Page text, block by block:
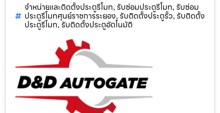
จำหน่ายและติดตั้งประตูรีโมท, รับซ่อมประตูรีโมท, รับซ่อม
ประตูรีโมทศุนย์ราชการระยอง, รับติดตั้งประตูรั้ว, รับติดตั้ง
ประตูรีโมท, รับติดตั้งประตูอัตโนมัติ